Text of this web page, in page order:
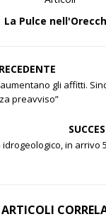
La Pulce
gli affitti.
preavviso”
in arrivo
ARTICOLI